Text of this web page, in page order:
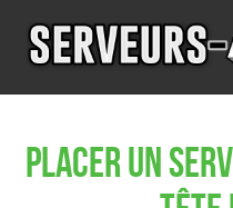
Placer un